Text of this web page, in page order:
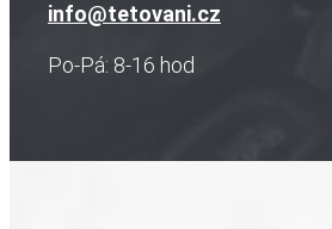
info@tetovani.cz
Po-Pá: 8-16 hod